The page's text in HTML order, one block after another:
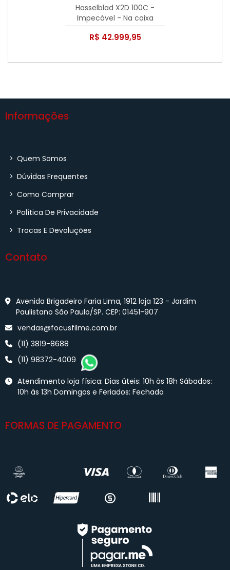
Hasselblad X2D 100C -
Impecável - Na caixa
original
R$ 42.999,95
Informações
> Quem Somos
> Dúvidas Frequentes
> Como Comprar
> Política De Privacidade
> Trocas E Devoluções
Contato
Avenida Brigadeiro Faria Lima, 1912 loja 123 - Jardim
Paulistano São Paulo/SP. CEP: 01451-907
vendas@focusfilme.com.br
(11) 3819-8688
(11) 98372-4009
Atendimento loja física: Dias úteis: 10h às 18h Sábados:
10h às 13h Domingos e Feriados: Fechado
FORMAS DE PAGAMENTO